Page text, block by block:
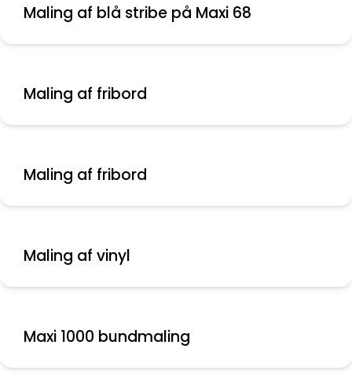
Maling af blå stribe på Maxi 68
Maling af fribord
Maling af fribord
Maling af vinyl
Maxi 1000 bundmaling